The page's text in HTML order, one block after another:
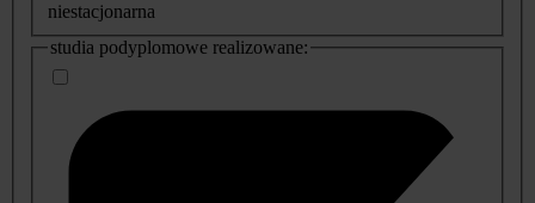
niestacjonarna
studia podyplomowe realizowane: